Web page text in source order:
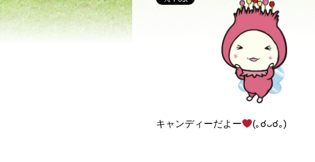
キャンディーだよー (｡☌ᴗ☌｡)